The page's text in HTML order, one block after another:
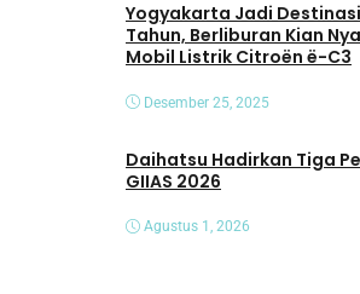
Yogyakarta Jadi
Tahun, Berliburan Kian
Mobil Listrik Citroën ë-C3
Desember 25, 2025
Daihatsu Hadirkan Tiga Penyegaran Baru di
GIIAS 2026
Agustus 1, 2026